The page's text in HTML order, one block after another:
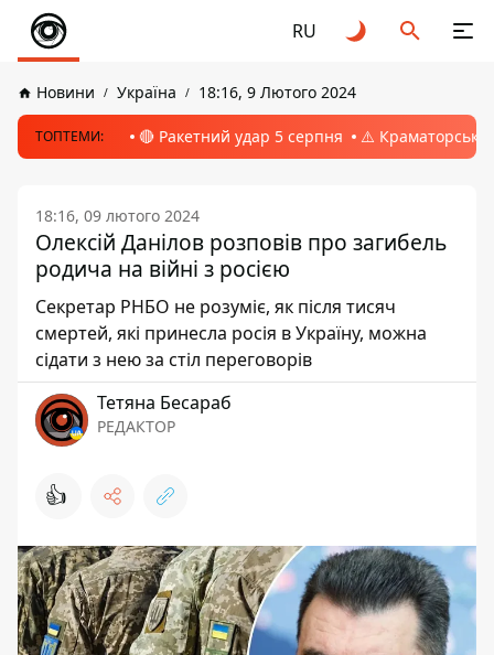
RU
Новини Україна 18:16, 9 Лютого 2024
ТОПТЕМИ: 🔴 Ракетний удар 5 серпня ⚠️ Краматорськ,
18:16, 09 лютого 2024
Олексій Данілов розповів про загибель
родича на війні з росією
Секретар РНБО не розуміє, як після тисяч
смертей, які принесла росія в Україну, можна
сідати з нею за стіл переговорів
Тетяна Бесараб
РЕДАКТОР
👍